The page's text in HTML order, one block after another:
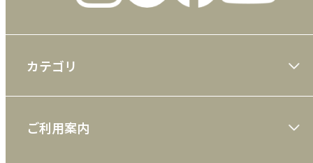
カテゴリ
ご利用案内